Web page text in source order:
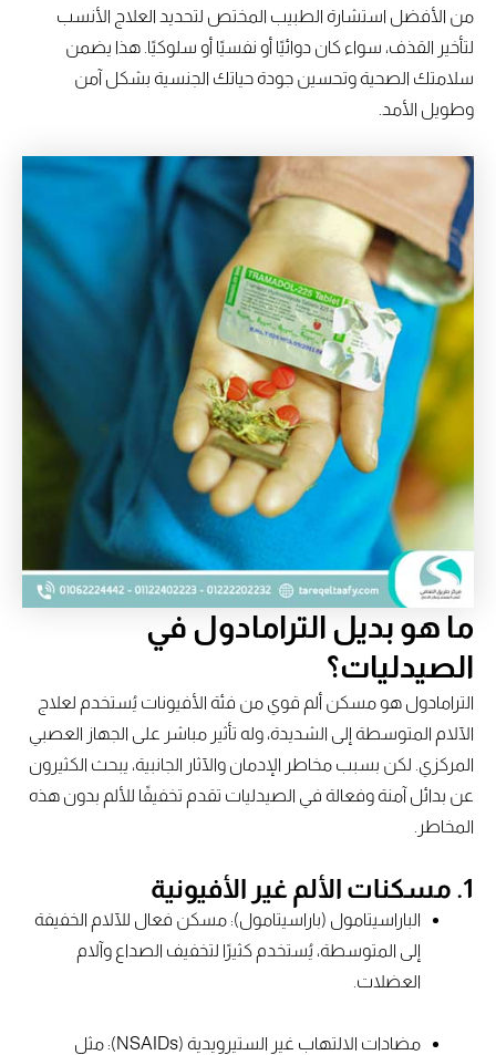
من الأفضل استشارة الطبيب المختص لتحديد العلاج الأنسب
لتأخير القذف، سواء كان دوائيًا أو نفسيًا أو سلوكيًا. هذا يضمن
سلامتك الصحية وتحسين جودة حياتك الجنسية بشكل آمن
وطويل الأمد.
ما هو بديل الترامادول في
الصيدليات؟
الترامادول هو مسكن ألم قوي من فئة الأفيونات يُستخدم لعلاج
الآلام المتوسطة إلى الشديدة، وله تأثير مباشر على الجهاز العصبي
المركزي. لكن بسبب مخاطر الإدمان والآثار الجانبية، يبحث الكثيرون
عن بدائل آمنة وفعالة في الصيدليات تقدم تخفيفًا للألم بدون هذه
المخاطر.
مسكنات الألم غير الأفيونية
الباراسيتامول (باراسيتامول): مسكن فعال للآلام الخفيفة
إلى المتوسطة، يُستخدم كثيرًا لتخفيف الصداع وآلام
العضلات.
مضادات الالتهاب غير الستيرويدية (NSAIDs): مثل